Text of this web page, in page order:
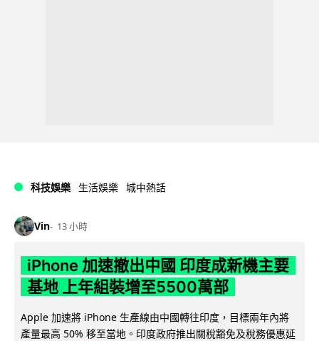
科技娛樂 生活娛樂 城中熱話
Vin 13 小時
iPhone 加速撤出中國 印度成新機主要
基地 上年組裝增至5500萬部
Apple 加速將 iPhone 生產線由中國轉往印度，目標兩年內將
產量最高 50% 移至當地。印度政府推出關稅豁免及稅務優惠延